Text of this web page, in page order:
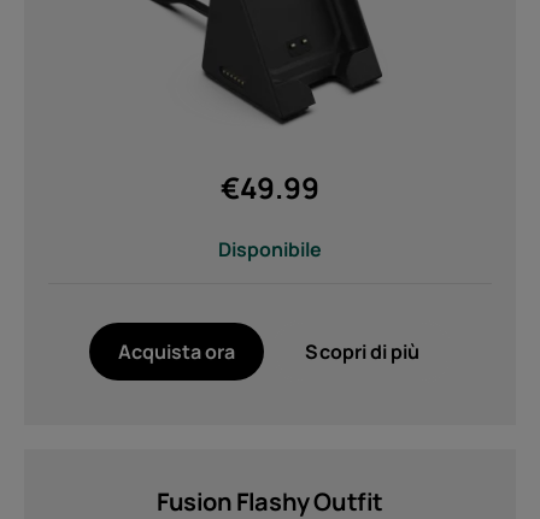
€49.99
Disponibile
Acquista ora Scopri di più
Fusion Flashy Outfit